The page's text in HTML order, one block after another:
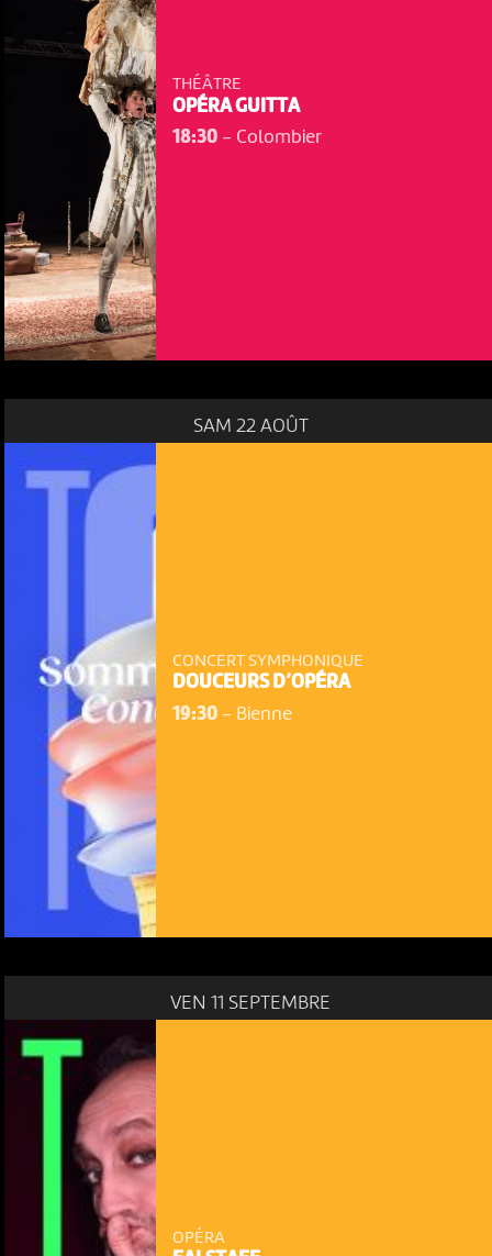
THÉÂTRE
OPÉRA GUITTA
18:30- Colombier
SAM 22 AOÛT
CONCERT SYMPHONIQUE
DOUCEURS D’OPÉRA
19:30- Bienne
VEN 11 SEPTEMBRE
OPÉRA